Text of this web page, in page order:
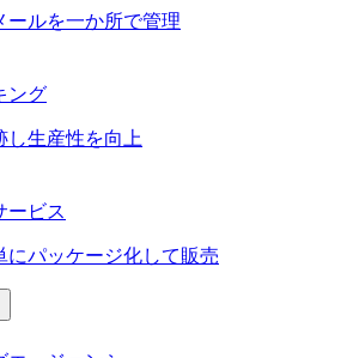
ールを一か所で管理
ング
し生産性を向上
ービス
にパッケージ化して販売